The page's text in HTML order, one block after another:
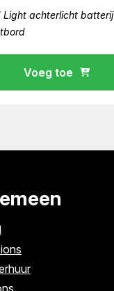
Light achterlicht batterij
Voeg toe